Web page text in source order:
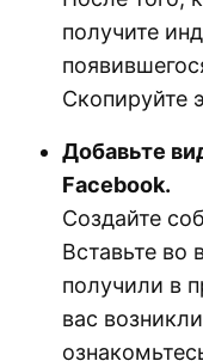
получите
Скопируйте
Добавьте
Facebook.
Создайте
Вставьте во
получили в
вас